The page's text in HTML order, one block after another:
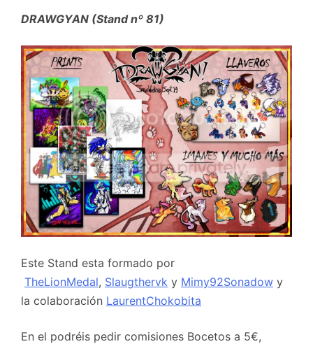
DRAWGYAN (Stand nº 81)
Este Stand esta formado por
TheLionMedal, Slaugthervk y Mimy92Sonadow y
la colaboración LaurentChokobita
En el podréis pedir comisiones Bocetos a 5€,